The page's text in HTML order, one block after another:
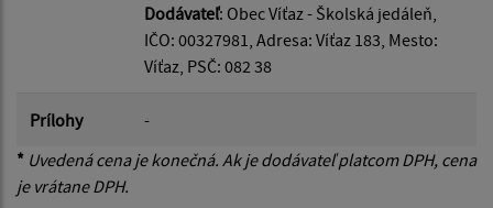
Dodávateľ: Obec Víťaz - Školská jedáleň,
IČO: 00327981, Adresa: Víťaz 183, Mesto:
Víťaz, PSČ: 082 38
Prílohy
-
* Uvedená cena je konečná. Ak je dodávateľ platcom DPH, cena
je vrátane DPH.